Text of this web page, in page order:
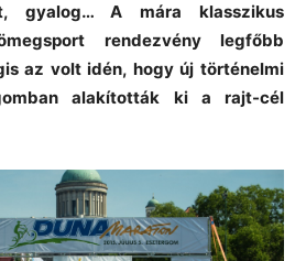
gyalog… A mára klasszikus
rendezvény legfőbb
az volt idén, hogy új történelmi
alakították ki a rajt-cél